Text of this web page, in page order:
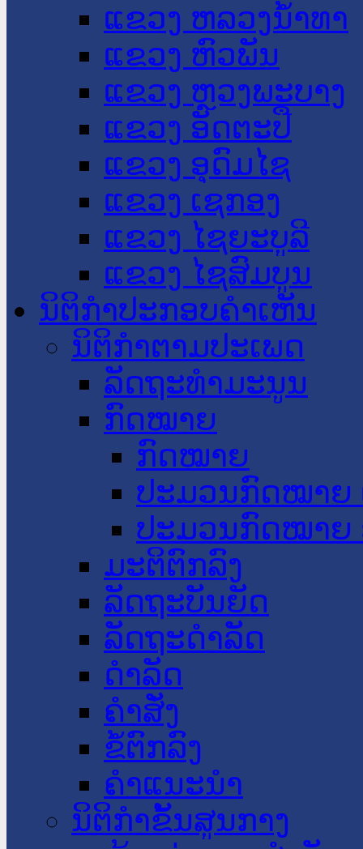
ແຂວງ ຫລວງນໍ້າທາ
ແຂວງ ຫົວພັນ
ແຂວງ ຫຼວງພະບາງ
ແຂວງ ອັດຕະປື
ແຂວງ ອຸດົມໄຊ
ແຂວງ ເຊກອງ
ແຂວງ ໄຊຍະບູລີ
ແຂວງ ໄຊສົມບູນ
ນິຕິກໍາປະກອບຄໍາເຫັນ
ນິຕິກໍາຕາມປະເພດ
ລັດຖະທໍາມະນູນ
ກົດໝາຍ
ກົດໝາຍ
ປະມວນກົດໝາຍ
ປະມວນກົດໝາຍ
ມະຕິຕົກລົງ
ລັດຖະບັນຍັດ
ລັດຖະດໍາລັດ
ດໍາລັດ
ຄໍາສັ່ງ
ຂໍ້ຕົກລົງ
ຄໍາແນະນໍາ
ນິຕິກຳຂັ້ນສູນກາງ